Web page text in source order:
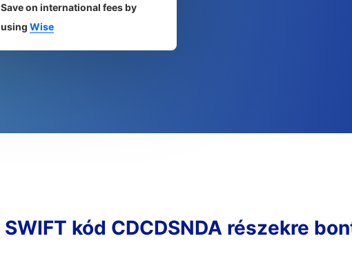
Save on international fees by
using Wise
SWIFT kód CDCDSNDA részekre